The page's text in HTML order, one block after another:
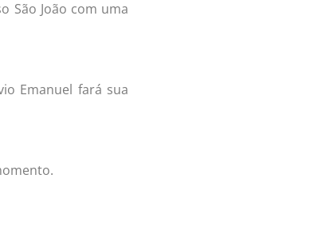
São João com uma
Emanuel fará sua